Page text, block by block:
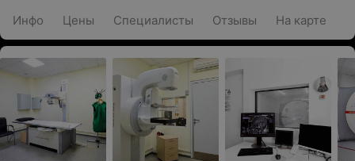
Инфо Цены Специалисты Отзывы На карте